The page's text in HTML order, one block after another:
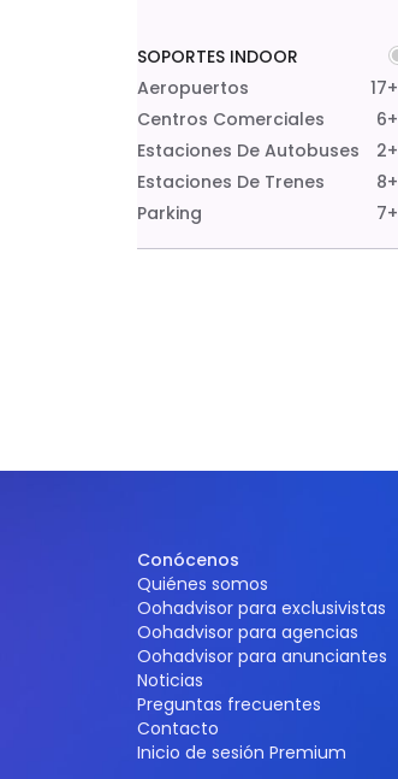
SOPORTES INDOOR
Aeropuertos
17+
Centros Comerciales
6+
Estaciones De Autobuses
2+
Estaciones De Trenes
8+
Parking
7+
Conócenos
Quiénes somos
Oohadvisor para exclusivistas
Oohadvisor para agencias
Oohadvisor para anunciantes
Noticias
Preguntas frecuentes
Contacto
Inicio de sesión Premium